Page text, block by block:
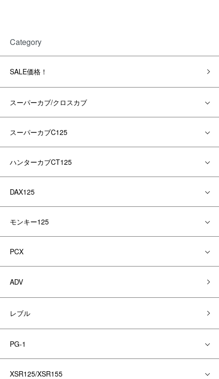
Category
SALE価格！
スーパーカブ/クロスカブ
スーパーカブC125
ハンターカブCT125
DAX125
モンキー125
PCX
ADV
レブル
PG-1
XSR125/XSR155